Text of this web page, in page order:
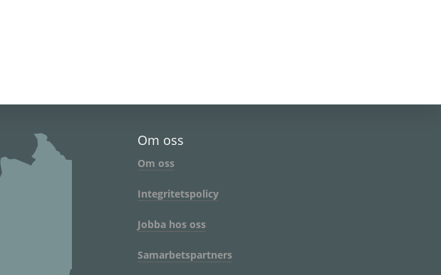
Om oss
Om oss
Integritetspolicy
Jobba hos oss
Samarbetspartners